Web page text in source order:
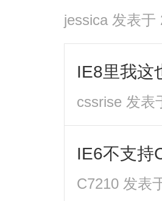
jessica 发表于
IE8里我这
cssrise 发表
IE6不支持
C7210 发表